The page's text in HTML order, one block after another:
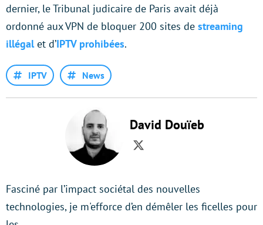
dernier, le Tribunal judicaire de Paris avait déjà
ordonné aux VPN de bloquer 200 sites de streaming
illégalet d’IPTV prohibées.
IPTV News
David Douïeb
Twitter
Fasciné par l’impact sociétal des nouvelles
technologies, je m'efforce d’en démêler les ficelles pour